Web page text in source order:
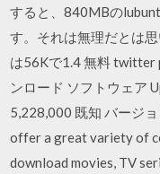
すると、840MBの
す。それは無理だとは
は56Kで1.4 無料 twitter
ンロード ソフトウェア
5,228,000 既知 バージ
offer a great variety of
download movies, TV